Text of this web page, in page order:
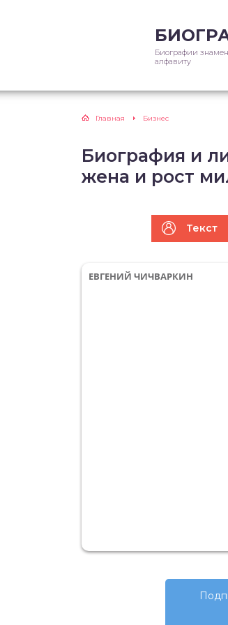
Биографии
алфавиту
Главная Бизнес
Биография и
жена и рост
Текст
ЕВГЕНИЙ ЧИЧВАРКИН